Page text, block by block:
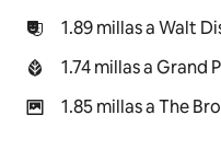
1.89 millas a Walt
1.74 millas a Grand
1.85 millas a The